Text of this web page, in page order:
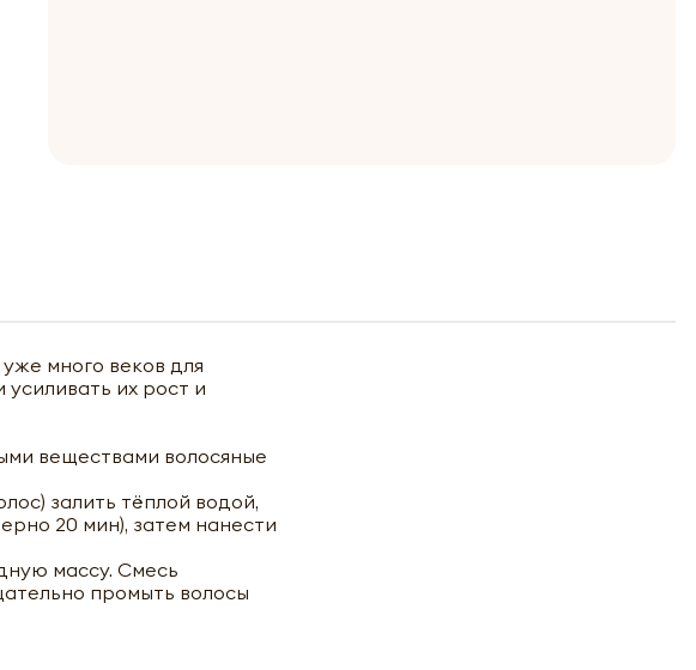
много веков для
их рост и
веществами волосяные
залить тёплой водой,
20 мин), затем нанести
массу. Смесь
промыть волосы